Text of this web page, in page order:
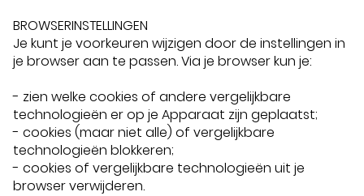
BROWSERINSTELLINGEN
Je kunt je voorkeuren wijzigen door de instellingen in
je browser aan te passen. Via je browser kun je:
- zien welke cookies of andere vergelijkbare
technologieën er op je Apparaat zijn geplaatst;
- cookies (maar niet alle) of vergelijkbare
technologieën blokkeren;
- cookies of vergelijkbare technologieën uit je
browser verwijderen.